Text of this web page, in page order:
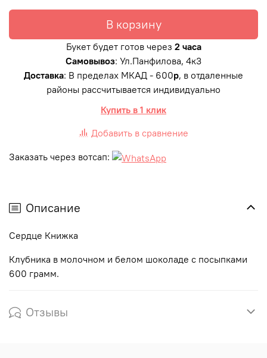
В корзину
Букет будет готов через 2 часа
Самовывоз: Ул.Панфилова, 4к3
Доставка: В пределах МКАД - 600р, в отдаленные
районы рассчитывается индивидуально
Купить в 1 клик
Добавить в сравнение
Заказать через вотсап:
Описание
Сердце Книжка
Клубника в молочном и белом шоколаде с посыпками
600 грамм.
Отзывы